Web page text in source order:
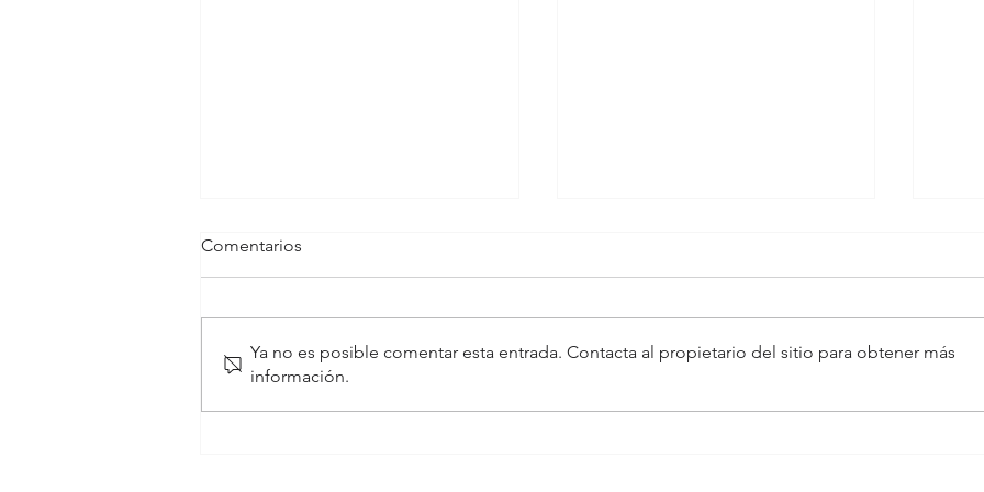
Riesgo metabólico y
Agotamiento en médicos de
Comentarios
Ya no es posible comentar esta entrada. Contacta al propietario del sitio para obtener más
información.